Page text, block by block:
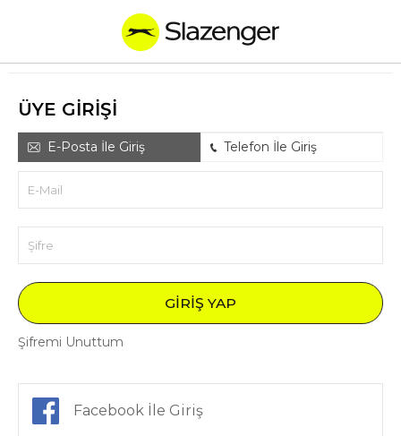
ÜYE GIRIŞI
E-Posta İle Giriş Telefon İle Giriş
E-Mail
Şifre
GIRIŞ YAP
Şifremi Unuttum
Facebook İle Giriş